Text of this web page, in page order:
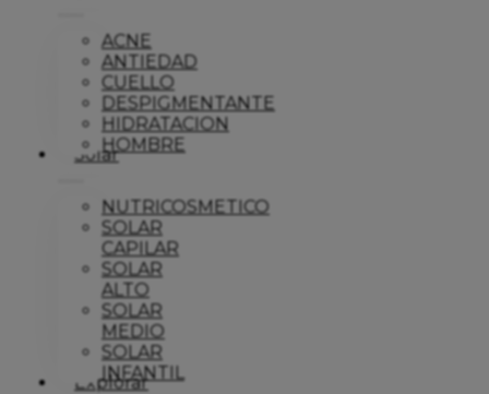
ACNE
ANTIEDAD
CUELLO
DESPIGMENTANTE
HIDRATACION
HOMBRE
Solar
NUTRICOSMETICO
SOLAR
CAPILAR
SOLAR
ALTO
SOLAR
MEDIO
SOLAR
INFANTIL
Explorar